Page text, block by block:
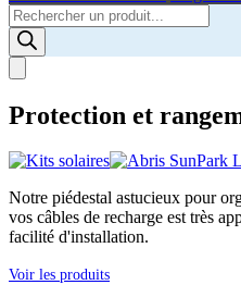
Products
search
Protection et
Notre piédestal astucieux pour
vos câbles de recharge est très
facilité d'installation.
Voir les produits